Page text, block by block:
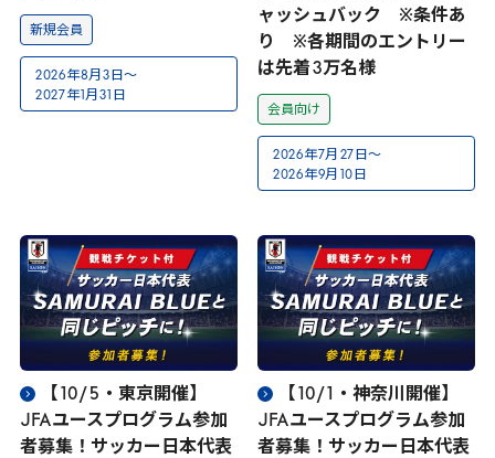
新規会員
2026年8月 3 日～
2027年1 月 31 日
ャッシュバック ※条件あ
り ※各期間のエントリー
は先着3万名様
会員向け
2026年7月 27 日～
2026年9月 10 日
【 10/ 5 ・東京開催】
JFAユースプログラム参加
者募集！サッカー日本代表
【 10/
・神奈川開催】
JFAユースプログラム参加
者募集！サッカー日本代表